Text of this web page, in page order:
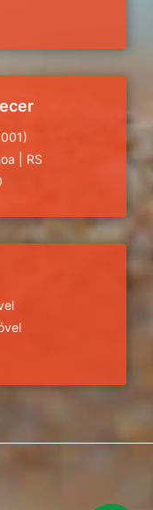
RS